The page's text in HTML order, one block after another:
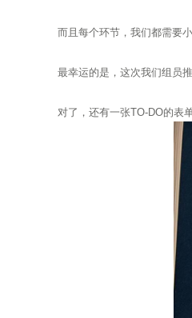
而且每个环节，我们都需要
最幸运的是，这次我们组员
对了，还有一张TO-DO的表